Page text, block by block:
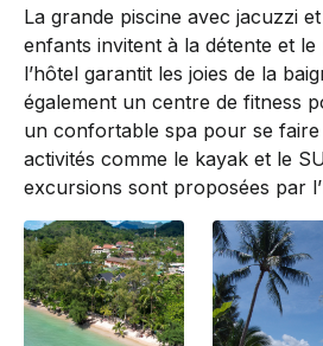
La grande piscine avec jacuzzi
enfants invitent à la détente et le
l’hôtel garantit les joies de la
également un centre de fitness
un confortable spa pour se faire
activités comme le kayak et le
excursions sont proposées par